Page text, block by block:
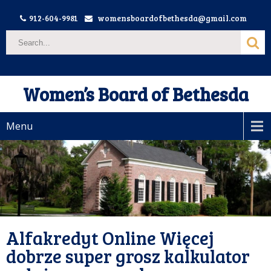
912-604-9981 womensboardofbethesda@gmail.com
Women’s Board of Bethesda
Menu
Alfakredyt Online Więcej
dobrze super grosz kalkulator